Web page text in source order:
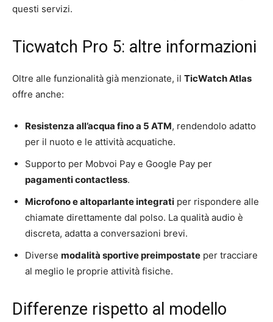
questi servizi.
Ticwatch Pro 5: altre informazioni
Oltre alle funzionalità già menzionate, il TicWatch Atlas
offre anche:
Resistenza all’acqua fino a 5 ATM, rendendolo adatto
per il nuoto e le attività acquatiche.
Supporto per Mobvoi Pay e Google Pay per
pagamenti contactless.
Microfono e altoparlante integrati per rispondere alle
chiamate direttamente dal polso. La qualità audio è
discreta, adatta a conversazioni brevi.
Diverse modalità sportive preimpostate per tracciare
al meglio le proprie attività fisiche.
Differenze rispetto al modello